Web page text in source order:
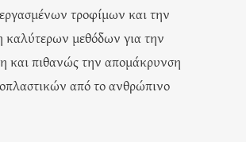
τροφίμων και την
καλύτερων μεθόδων για την
και πιθανώς την απομάκρυνση
από το ανθρώπινο